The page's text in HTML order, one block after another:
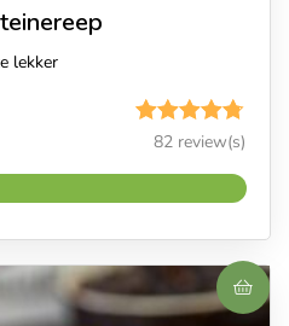
lekker
Gewaardeerd
4.73
uit 5
82 review(s)